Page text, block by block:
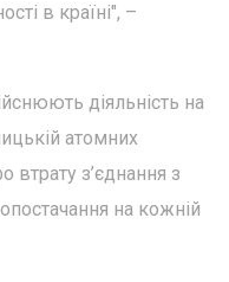
в країні", –
діяльність на
атомних
втрату з’єднання з
на кожній